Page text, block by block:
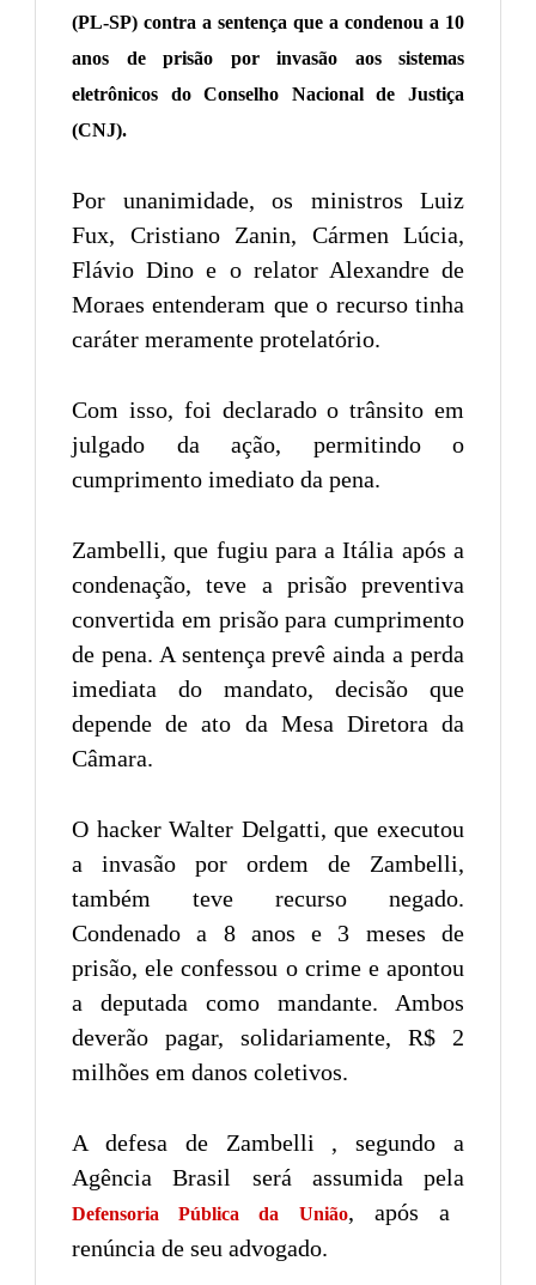
(PL-SP) contra a sentença que a condenou a 10
anos de prisão por invasão aos sistemas
eletrônicos do Conselho Nacional de Justiça
(CNJ).
Por unanimidade, os ministros Luiz
Fux, Cristiano Zanin, Cármen Lúcia,
Flávio Dino e o relator Alexandre de
Moraes entenderam que o recurso tinha
caráter meramente protelatório.
Com isso, foi declarado o trânsito em
julgado da ação, permitindo o
cumprimento imediato da pena.
Zambelli, que fugiu para a Itália após a
condenação, teve a prisão preventiva
convertida em prisão para cumprimento
de pena. A sentença prevê ainda a perda
imediata do mandato, decisão que
depende de ato da Mesa Diretora da
Câmara.
O hacker Walter Delgatti, que executou
a invasão por ordem de Zambelli,
também teve recurso negado.
Condenado a 8 anos e 3 meses de
prisão, ele confessou o crime e apontou
a deputada como mandante. Ambos
deverão pagar, solidariamente, R$ 2
milhões em danos coletivos.
A defesa de Zambelli , segundo a
Agência Brasil será assumida pela
Defensoria Pública da União, após a
renúncia de seu advogado.